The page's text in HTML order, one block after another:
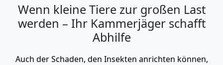
Wenn kleine Tiere zur großen Last
werden – Ihr Kammerjäger schafft
Abhilfe
Auch der Schaden, den Insekten anrichten können,